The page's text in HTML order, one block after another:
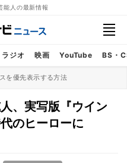
能人の最新情報
ラジオ 映画 YouTube BS・
を優先表示する方法
、実写版『ウイン
のヒーローに